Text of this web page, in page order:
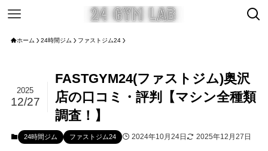
ホーム 24時間ジム ファストジム24
FASTGYM24(ファストジム)奥沢
店の口コミ・評判【マシン全種類
調査！】
2025
12/27
24時間ジム ファストジム24 2024年10月24日 2025年12月27日